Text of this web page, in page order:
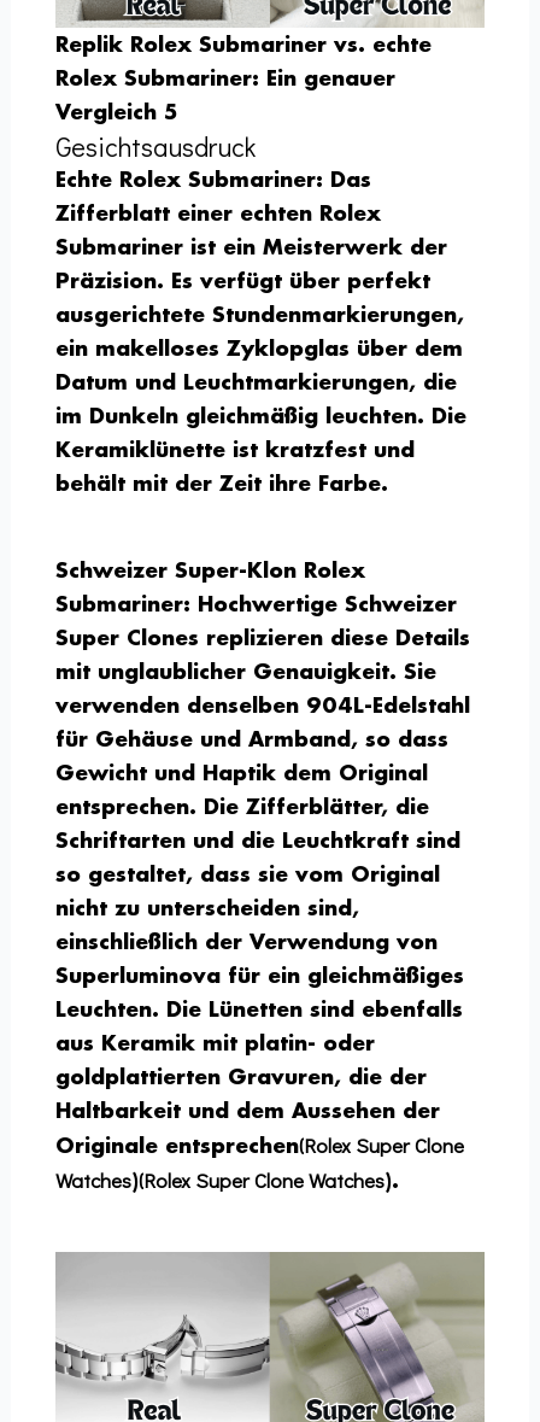
Replik Rolex Submariner vs. echte
Rolex Submariner: Ein genauer
Vergleich 5
Gesichtsausdruck
Echte Rolex Submariner: Das
Zifferblatt einer echten Rolex
Submariner ist ein Meisterwerk der
Präzision. Es verfügt über perfekt
ausgerichtete Stundenmarkierungen,
ein makelloses Zyklopglas über dem
Datum und Leuchtmarkierungen, die
im Dunkeln gleichmäßig leuchten. Die
Keramiklünette ist kratzfest und
behält mit der Zeit ihre Farbe.
Schweizer Super-Klon Rolex
Submariner: Hochwertige Schweizer
Super Clones replizieren diese Details
mit unglaublicher Genauigkeit. Sie
verwenden denselben 904L-Edelstahl
für Gehäuse und Armband, so dass
Gewicht und Haptik dem Original
entsprechen. Die Zifferblätter, die
Schriftarten und die Leuchtkraft sind
so gestaltet, dass sie vom Original
nicht zu unterscheiden sind,
einschließlich der Verwendung von
Superluminova für ein gleichmäßiges
Leuchten. Die Lünetten sind ebenfalls
aus Keramik mit platin- oder
goldplattierten Gravuren, die der
Haltbarkeit und dem Aussehen der
Originale entsprechen(Rolex Super Clone
Watches)(Rolex Super Clone Watches).